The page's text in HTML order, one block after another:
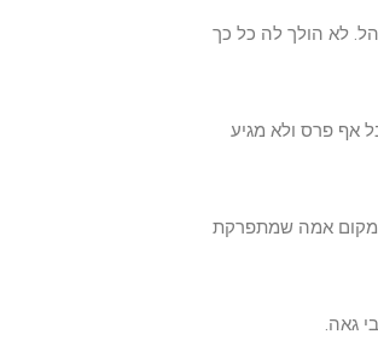
לא הולך לה כל כך
אף פרס ולא מגיע
אמה שמתפרקת
גאה.